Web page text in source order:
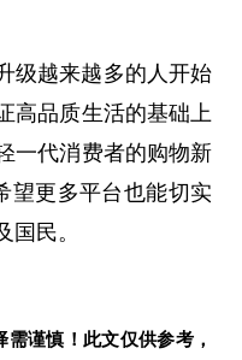
级越来越多的人开始
高品质生活的基础上
一代消费者的购物新
望更多平台也能切实
民。
谨慎！此文仅供参考，